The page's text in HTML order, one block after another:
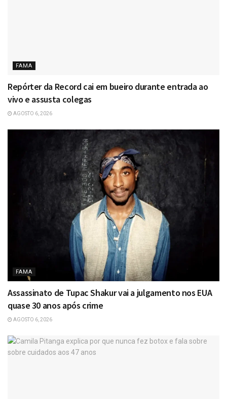
FAMA
Repórter da Record cai em bueiro durante entrada ao
vivo e assusta colegas
AGOSTO 6, 2026
FAMA
Assassinato de Tupac Shakur vai a julgamento nos EUA
quase 30 anos após crime
AGOSTO 6, 2026